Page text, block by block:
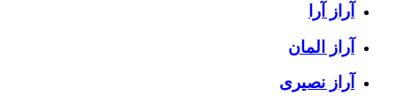
آراز آرا
آراز المان
آراز نصیری